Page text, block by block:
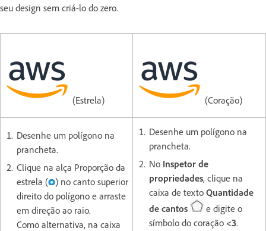
seu design sem criá-lo do zero.
(Estrela) (Coração)
Desenhe um polígono na
prancheta.
Clique na alça Proporção da
estrela ( ) no canto superior
direito do polígono e arraste
em direção ao raio.
Como alternativa, na caixa
Desenhe um polígono na
prancheta.
No Inspetor de
propriedades, clique na
caixa de texto Quantidade
de cantos
e digite o
símbolo do coração <3.